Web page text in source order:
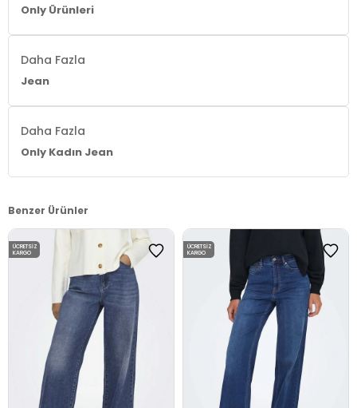
Only Ürünleri
Daha Fazla
Jean
Daha Fazla
Only Kadın Jean
Benzer Ürünler
ÜCRETSIZ
KARGO
ÜCRETSIZ
KARGO